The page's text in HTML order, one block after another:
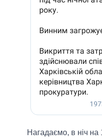
Нагадаємо, в ніч на